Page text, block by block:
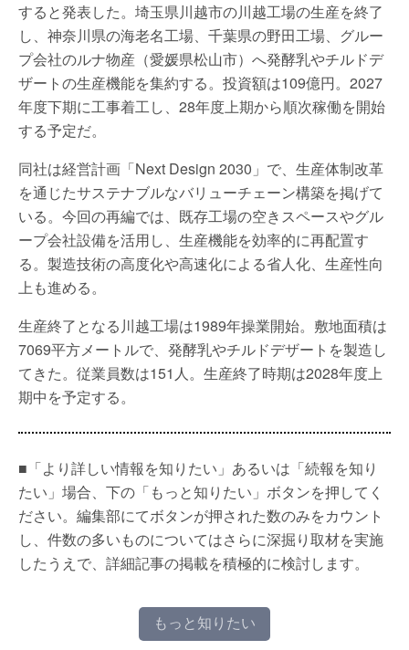
すると発表した。埼玉県川越市の川越工場の生産を終了
し、神奈川県の海老名工場、千葉県の野田工場、グルー
プ会社のルナ物産（愛媛県松山市）へ発酵乳やチルドデ
ザートの生産機能を集約する。投資額は109億円。2027
年度下期に工事着工し、28年度上期から順次稼働を開始
する予定だ。
同社は経営計画「Next Design 2030」で、生産体制改革
を通じたサステナブルなバリューチェーン構築を掲げて
いる。今回の再編では、既存工場の空きスペースやグル
ープ会社設備を活用し、生産機能を効率的に再配置す
る。製造技術の高度化や高速化による省人化、生産性向
上も進める。
生産終了となる川越工場は1989年操業開始。敷地面積は
7069平方メートルで、発酵乳やチルドデザートを製造し
てきた。従業員数は151人。生産終了時期は2028年度上
期中を予定する。
■「より詳しい情報を知りたい」あるいは「続報を知り
たい」場合、下の「もっと知りたい」ボタンを押してく
ださい。編集部にてボタンが押された数のみをカウント
し、件数の多いものについてはさらに深掘り取材を実施
したうえで、詳細記事の掲載を積極的に検討します。
もっと知りたい